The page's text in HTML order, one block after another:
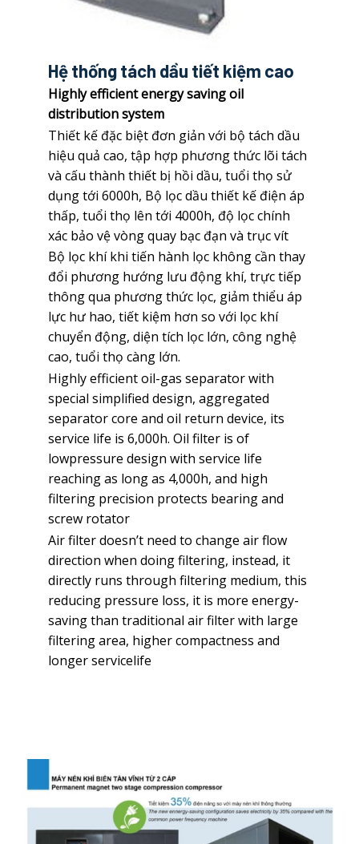
Hệ thống tách dầu tiết kiệm cao
Highly efficient energy saving oil
distribution system
Thiết kế đặc biệt đơn giản với bộ tách dầu
hiệu quả cao, tập hợp phương thức lõi tách
và cấu thành thiết bị hồi dầu, tuổi thọ sử
dụng tới 6000h, Bộ lọc dầu thiết kế điện áp
thấp, tuổi thọ lên tới 4000h, độ lọc chính
xác bảo vệ vòng quay bạc đạn và trục vít
Bộ lọc khí khi tiến hành lọc không cần thay
đổi phương hướng lưu động khí, trực tiếp
thông qua phương thức lọc, giảm thiểu áp
lực hư hao, tiết kiệm hơn so với lọc khí
chuyển động, diện tích lọc lớn, công nghệ
cao, tuổi thọ càng lớn.
Highly efficient oil-gas separator with
special simplified design, aggregated
separator core and oil return device, its
service life is 6,000h. Oil filter is of
lowpressure design with service life
reaching as long as 4,000h, and high
filtering precision protects bearing and
screw rotator
Air filter doesn’t need to change air flow
direction when doing filtering, instead, it
directly runs through filtering medium, this
reducing pressure loss, it is more energy-
saving than traditional air filter with large
filtering area, higher compactness and
longer servicelife